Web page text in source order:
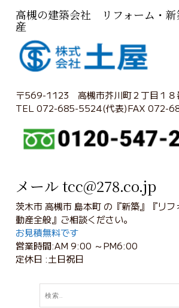
高槻の建築会社 リフォーム・新
産
〒569-1123 高槻市芥川町２丁目１８
TEL 072-685-5524(代表)FAX 072-
メール tcc@278.co.jp
茨木市 高槻市 島本町 の『新築』『リフ
動産全般』ご相談ください。
お見積無料です
営業時間:AM 9:00 ～PM6:00
定休日 :土日祝日